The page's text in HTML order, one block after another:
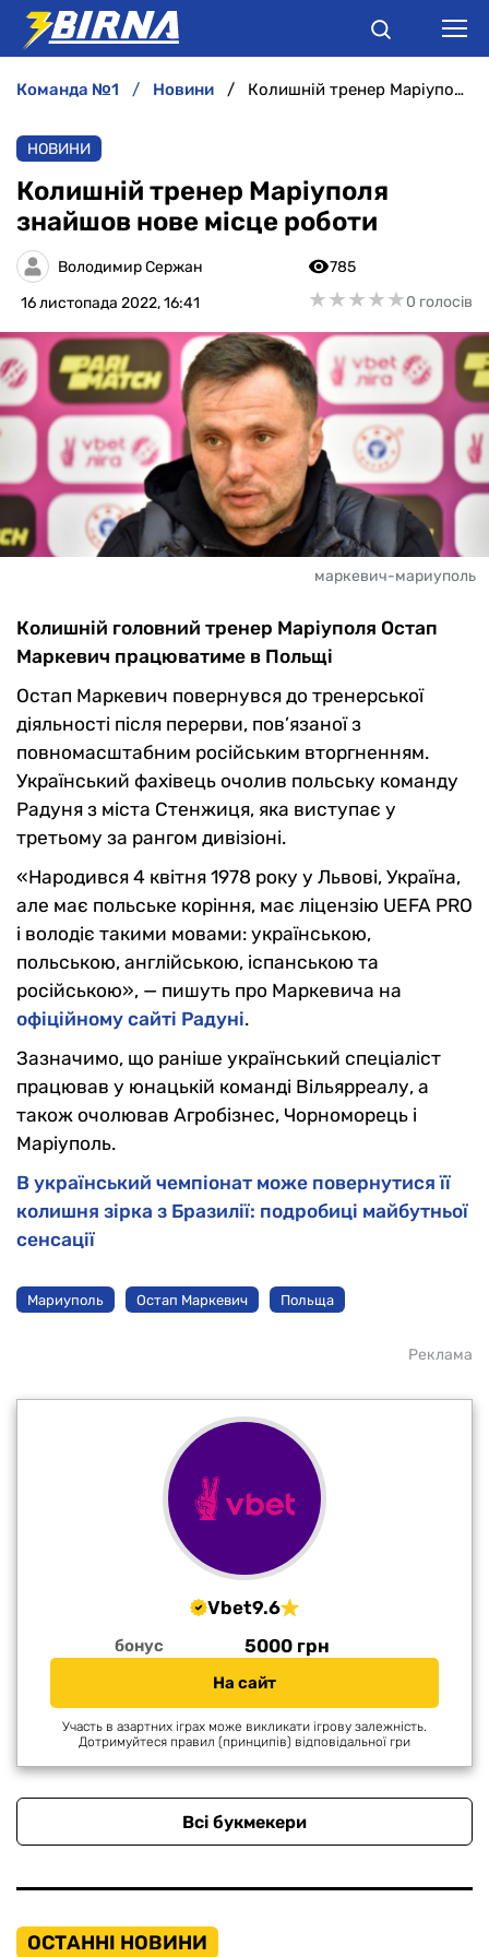
АНАЛІТИКА
ІНТЕРВ'Ю
РІЗНЕ
БУКМЕКЕРИ
команда №1 новини Колишній тренер Маріуполя знайшов нове місце роботи
НОВИНИ
Колишній тренер Маріуполя
знайшов нове місце роботи
Володимир Сержан
16 листопада 2022, 16:41
785
★★★★★
★★★★★0 голосів
маркевич-мариуполь
Колишній головний тренер Маріуполя Остап
Маркевич працюватиме в Польщі
Остап Маркевич повернувся до тренерської
діяльності після перерви, пов’язаної з
повномасштабним російським вторгненням.
Український фахівець очолив польську команду
Радуня з міста Стенжиця, яка виступає у
третьому за рангом дивізіоні.
«Народився 4 квітня 1978 року у Львові, Україна,
але має польське коріння, має ліцензію UEFA PRO
і володіє такими мовами: українською,
польською, англійською, іспанською та
російською», — пишуть про Маркевича на
офіційному сайті Радуні.
Зазначимо, що раніше український спеціаліст
працював у юнацькій команді Вільярреалу, а
також очолював Агробізнес, Чорноморець і
Маріуполь.
В український чемпіонат може повернутися її
колишня зірка з Бразилії: подробиці майбутньої
сенсації
Мариуполь Остап Маркевич Польща
Реклама
Vbet9.6
бонус 5000 грн
На сайт
Участь в азартних іграх може викликати ігрову залежність.
Дотримуйтеся правил (принципів) відповідальної гри
Всі букмекери
ОСТАННІ НОВИНИ